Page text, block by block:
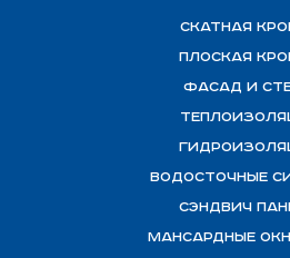
Скатная
Плоская
Фасад и
Водосточные
Сэндвич
Мансардные